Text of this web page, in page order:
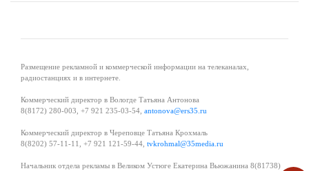
Размещение рекламной и коммерческой информации на телеканалах,
радиостанциях и в интернете.
Коммерческий директор в Вологде Татьяна Антонова
8(8172) 280-003, +7 921 235-03-54, antonova@ers35.ru
Коммерческий директор в Череповце Татьяна Крохмаль
8(8202) 57-11-11, +7 921 121-59-44, tvkrohmal@35media.ru
Начальник отдела рекламы в Великом Устюге Екатерина Вьюжанина 8(81738)